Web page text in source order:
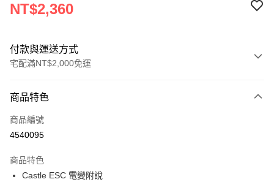
NT$2,360
付款與運送方式
宅配滿NT$2,000免運
信用卡一次付款
LINE Pay
街口支付
商品特色
商品編號
4540095
商品特色
Castle ESC 電變附說